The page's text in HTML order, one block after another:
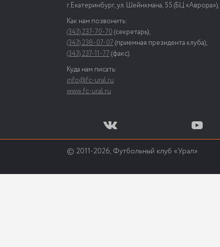
г.Екатеринбург, ул. Шейнкмана, 55 (БЦ «Аврора»),
Как нам позвонить:
(343) 237-70-70(секретарь);
(343) 238-07-07(приемная президента клуба);
(343) 237-11-77(факс).
Куда нам писать:
info@fc-ural.ru
www.fc-ural.ru
© 2011-2026, Футбольный клуб «Урал»